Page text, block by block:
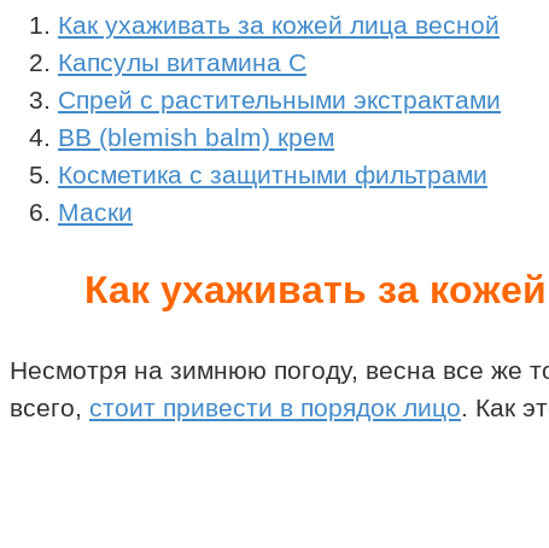
Как ухаживать за кожей лица весной
Капсулы витамина С
Спрей с растительными экстрактами
ВВ (blemish balm) крем
Косметика с защитными фильтрами
Маски
Как ухаживать за
Несмотря на зимнюю погоду, весна все же
всего, стоит привести в порядок лицо . Как